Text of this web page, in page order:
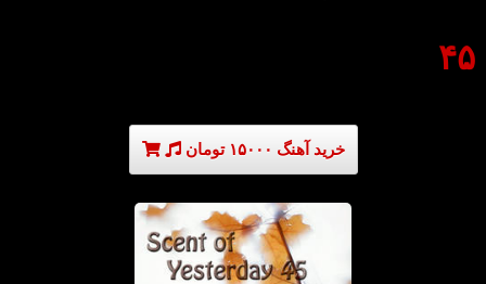
۴۵
خرید آهنگ ۱۵۰۰۰ تومان